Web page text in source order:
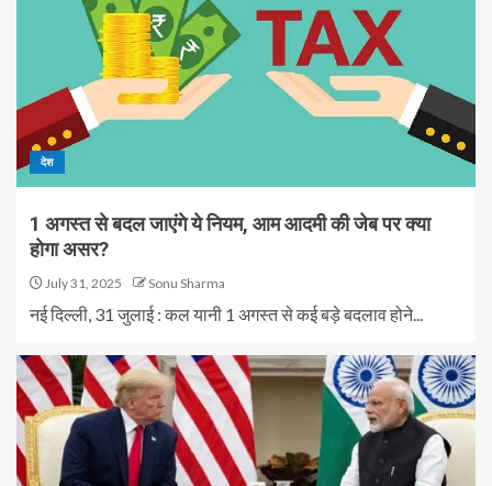
देश
1 अगस्त से बदल जाएंगे ये नियम, आम आदमी की जेब पर क्या
होगा असर?
July 31, 2025 Sonu Sharma
नई दिल्ली, 31 जुलाई : कल यानी 1 अगस्त से कई बड़े बदलाव होने...